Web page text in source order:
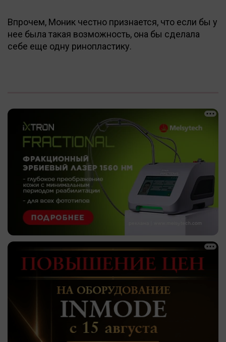
Впрочем, Моник честно признается, что если бы у
нее была такая возможность, она бы сделала
себе еще одну ринопластику.